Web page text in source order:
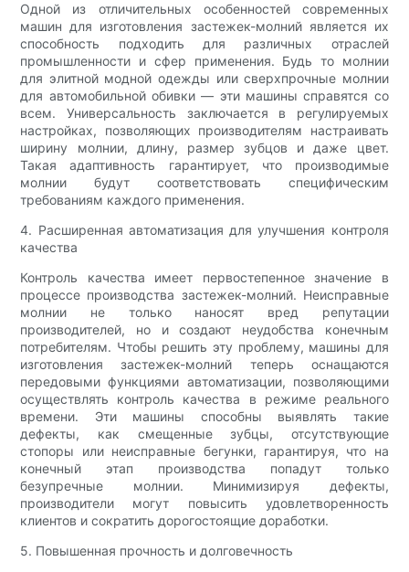
Одной из отличительных особенностей современных
машин для изготовления застежек-молний является их
способность подходить для различных отраслей
промышленности и сфер применения. Будь то молнии
для элитной модной одежды или сверхпрочные молнии
для автомобильной обивки — эти машины справятся со
всем. Универсальность заключается в регулируемых
настройках, позволяющих производителям настраивать
ширину молнии, длину, размер зубцов и даже цвет.
Такая адаптивность гарантирует, что производимые
молнии будут соответствовать специфическим
требованиям каждого применения.
4. Расширенная автоматизация для улучшения контроля
качества
Контроль качества имеет первостепенное значение в
процессе производства застежек-молний. Неисправные
молнии не только наносят вред репутации
производителей, но и создают неудобства конечным
потребителям. Чтобы решить эту проблему, машины для
изготовления застежек-молний теперь оснащаются
передовыми функциями автоматизации, позволяющими
осуществлять контроль качества в режиме реального
времени. Эти машины способны выявлять такие
дефекты, как смещенные зубцы, отсутствующие
стопоры или неисправные бегунки, гарантируя, что на
конечный этап производства попадут только
безупречные молнии. Минимизируя дефекты,
производители могут повысить удовлетворенность
клиентов и сократить дорогостоящие доработки.
5. Повышенная прочность и долговечность